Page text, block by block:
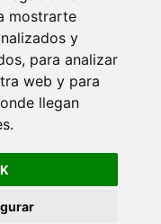
mostrarte
y
para analizar
web y para
llegan
Norte C.P. 08810
555 740 4476, 555 740
DEL CENTRO, S.A.
e imagenes
respectivos dueños
de los contenidos aqui
o magnético
una división de